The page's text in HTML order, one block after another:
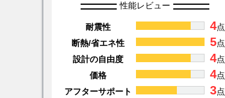
性能レビュー
耐震性 4点
断熱/省エネ性
5点
設計の自由度
4点
価格
4点
アフターサポート
3点